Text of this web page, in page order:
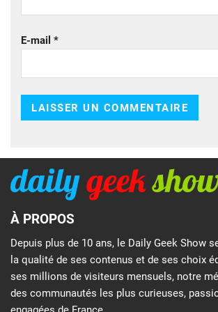
E-mail *
À PROPOS
Depuis plus de 10 ans, le Daily Geek Show
la qualité de ses contenus et de ses choix
ses millions de visiteurs mensuels, notre
des communautés les plus curieuses,